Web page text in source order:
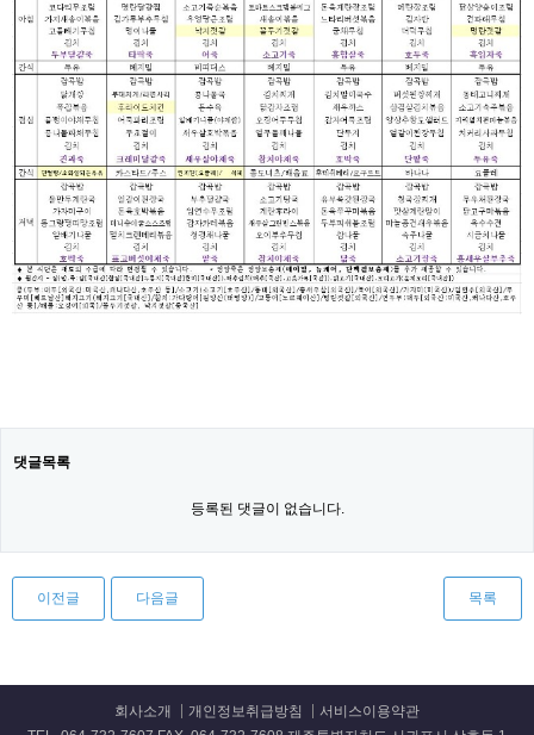
댓글목록
등록된 댓글이 없습니다.
이전글 다음글 목록
회사소개 개인정보취급방침
서비스이용약관